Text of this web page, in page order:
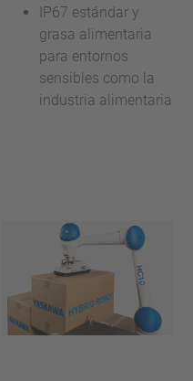
IP67 estándar y
grasa alimentaria
para entornos
sensibles como la
industria alimentaria